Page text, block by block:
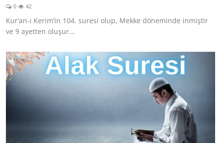
DUALAR
KİMDİR?
DİNİ MESAJLAR
KISSADAN HİSSE
DİNİ BİLGİLER
0 42
Kur’an-ı Kerim’in 104. suresi olup, Mekke döneminde inmiştir
ve 9 ayetten oluşur...